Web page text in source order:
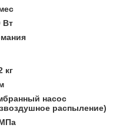
Вт
кг
насос
распыление)